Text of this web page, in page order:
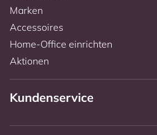
Marken
Accessoires
Home-Office einrichten
Aktionen
Kundenservice